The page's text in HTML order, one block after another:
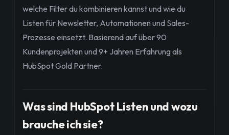
welche Filter du kombinieren kannst und wie du
Listen für Newsletter, Automationen und Sales-
Prozesse einsetzt. Basierend auf über 90
Kundenprojekten und 9+ Jahren Erfahrung als
HubSpot Gold Partner.
Was sind HubSpot Listen und wozu
brauche ich sie?